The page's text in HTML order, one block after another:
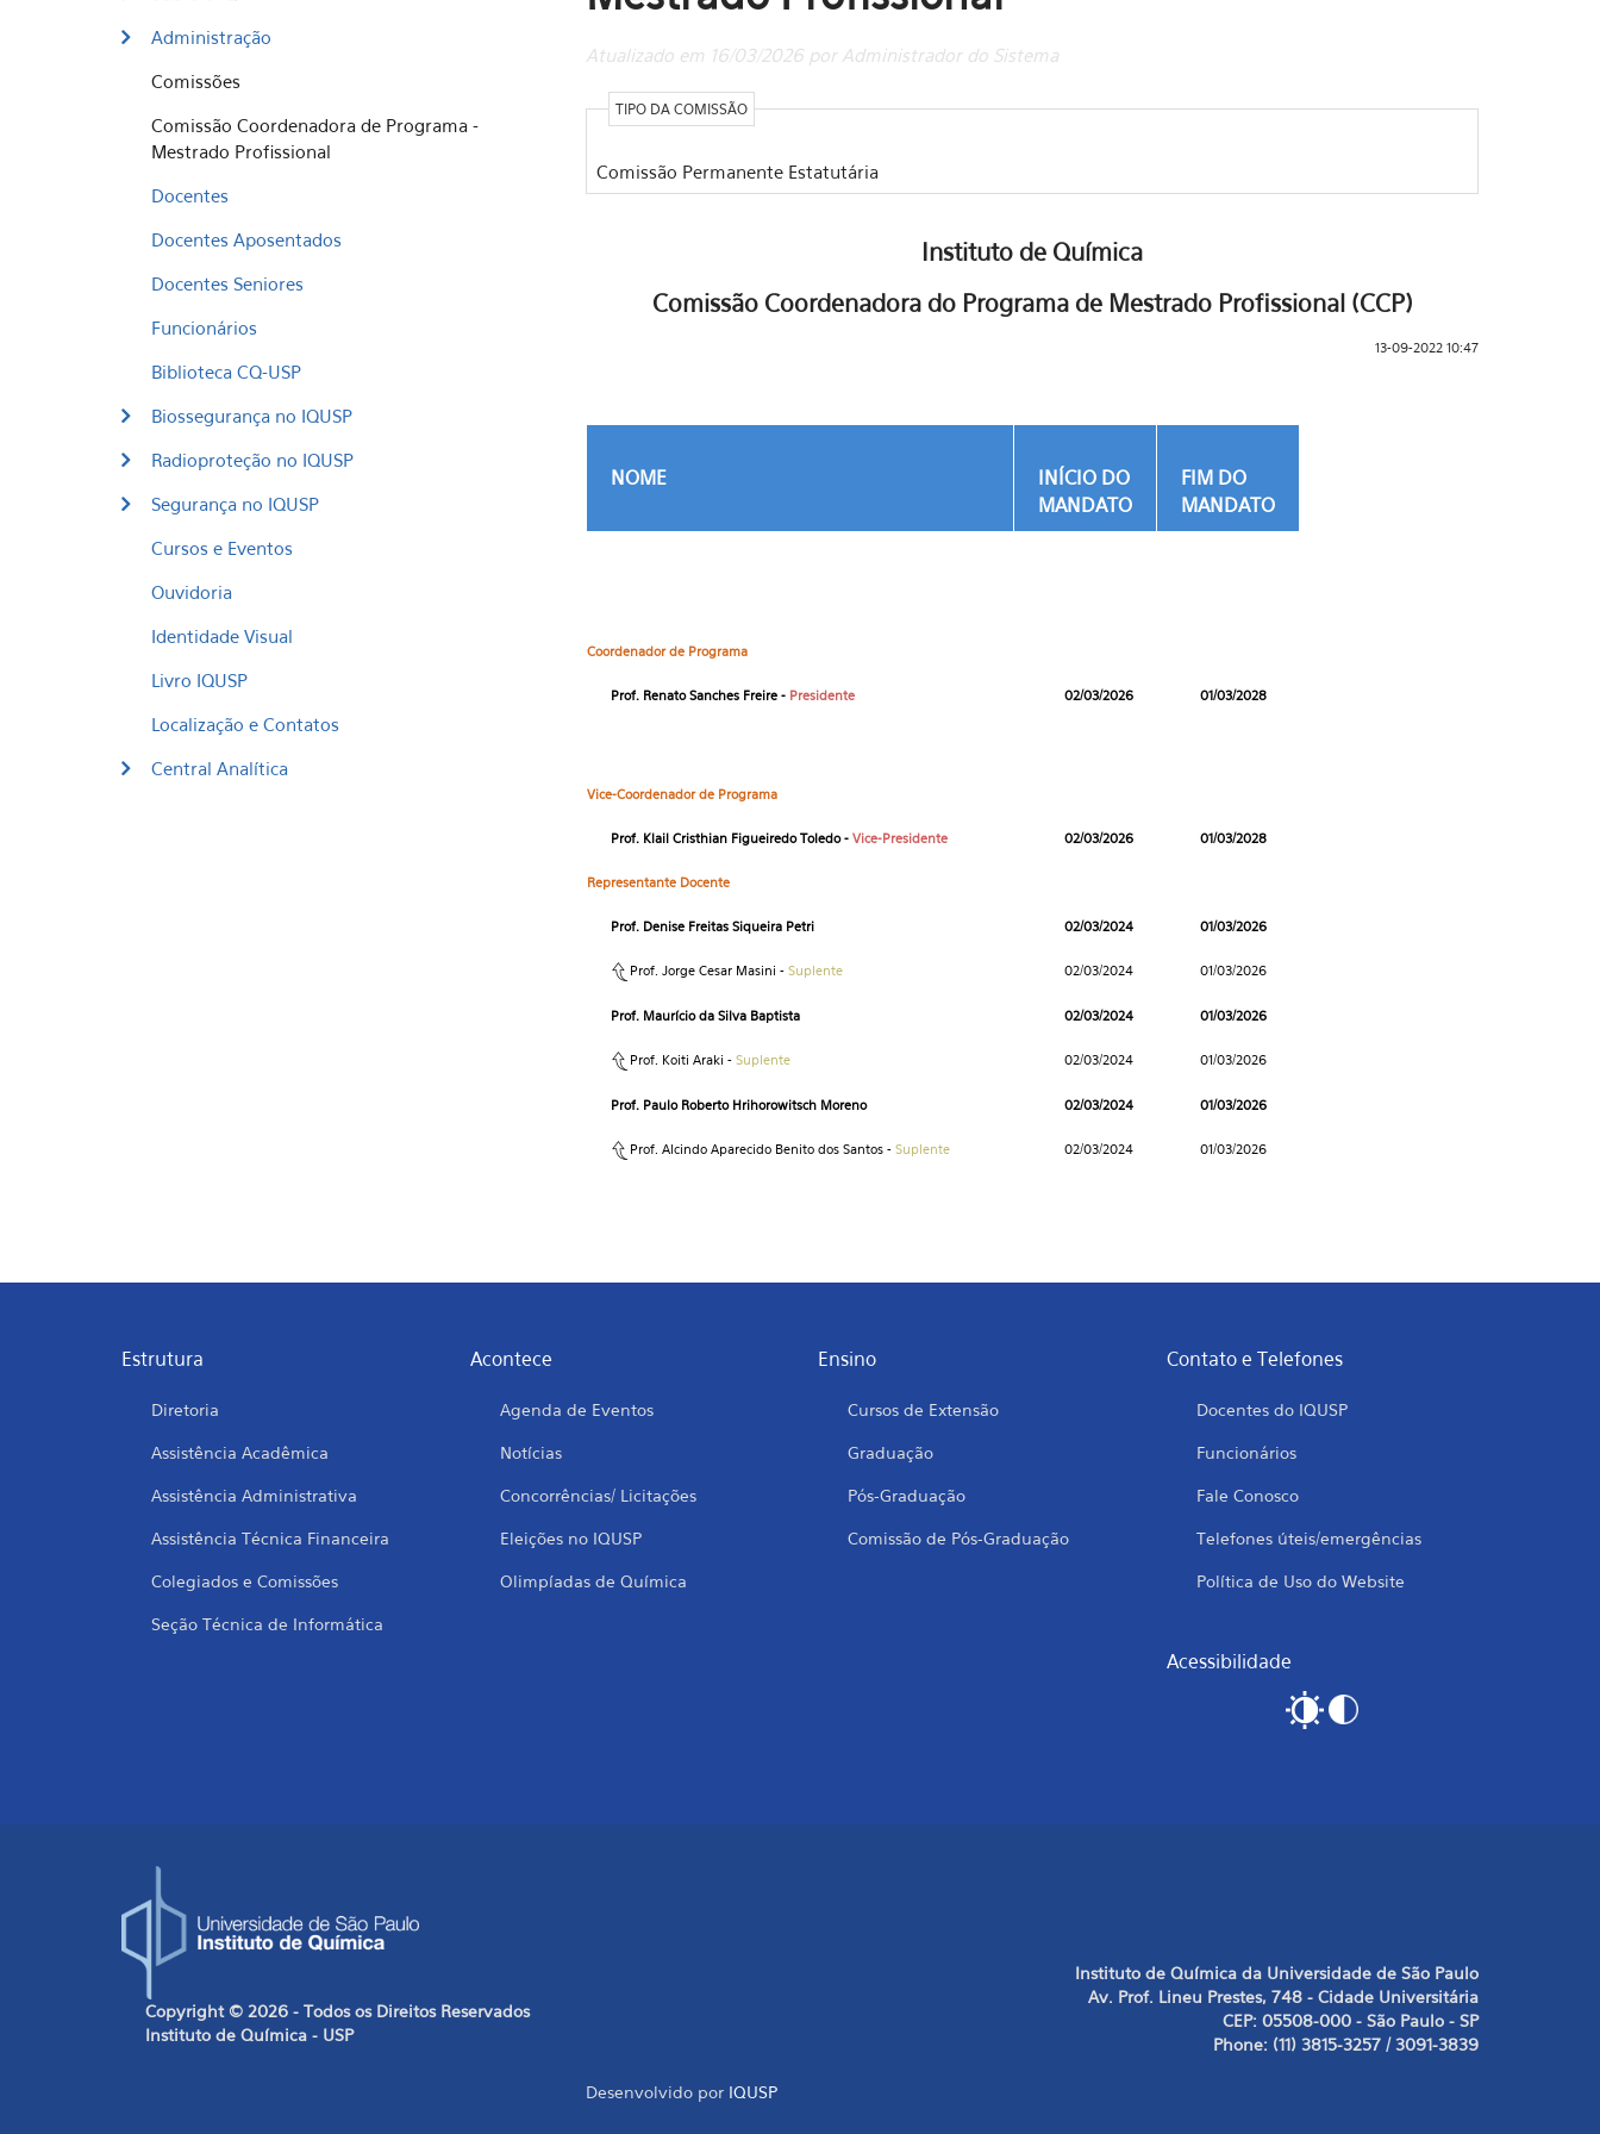
Administração
Comissões
Comissão Coordenadora de Programa -
Mestrado Profissional
Docentes
Docentes Aposentados
Docentes Seniores
Funcionários
Biblioteca CQ-USP
Biossegurança no IQUSP
Radioproteção no IQUSP
Segurança no IQUSP
Cursos e Eventos
Ouvidoria
Identidade Visual
Livro IQUSP
Localização e Contatos
Central Analítica
Atualizado em 16/03/2026 por Administrador do Sistema
TIPO DA COMISSÃO
Comissão Permanente Estatutária
Instituto de Química
Comissão Coordenadora do Programa de Mestrado Profissional (CCP)
13-09-2022 10:47
NOME
INÍCIO DO
MANDATO
FIM DO
MANDATO
Coordenador de Programa
Prof. Renato Sanches Freire - Presidente 02/03/2026 01/03/2028
Vice-Coordenador de Programa
Prof. Klail Cristhian Figueiredo Toledo - Vice-Presidente 02/03/2026 01/03/2028
Representante Docente
Prof. Denise Freitas Siqueira Petri 02/03/2024 01/03/2026
Prof. Jorge Cesar Masini - Suplente 02/03/2024 01/03/2026
Prof. Maurício da Silva Baptista 02/03/2024 01/03/2026
Prof. Koiti Araki - Suplente 02/03/2024 01/03/2026
Prof. Paulo Roberto Hrihorowitsch Moreno 02/03/2024 01/03/2026
Prof. Alcindo Aparecido Benito dos Santos - Suplente 02/03/2024 01/03/2026
Estrutura
Diretoria
Assistência Acadêmica
Assistência Administrativa
Assistência Técnica Financeira
Colegiados e Comissões
Seção Técnica de Informática
Acontece
Agenda de Eventos
Notícias
Concorrências/ Licitações
Eleições no IQUSP
Olimpíadas de Química
Ensino
Cursos de Extensão
Graduação
Pós-Graduação
Comissão de Pós-Graduação
Contato e Telefones
Docentes do IQUSP
Funcionários
Fale Conosco
Telefones úteis/emergências
Política de Uso do Website
Acessibilidade
Copyright © 2026 - Todos os Direitos Reservados
Instituto de Química - USP
Instituto de Química da Universidade de São Paulo
Av. Prof. Lineu Prestes, 748 - Cidade Universitária
CEP: 05508-000 - São Paulo - SP
Phone: (11) 3815-3257 / 3091-3839
Desenvolvido por IQUSP